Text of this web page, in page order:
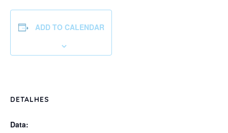
ADD TO CALENDAR
DETALHES
Data: